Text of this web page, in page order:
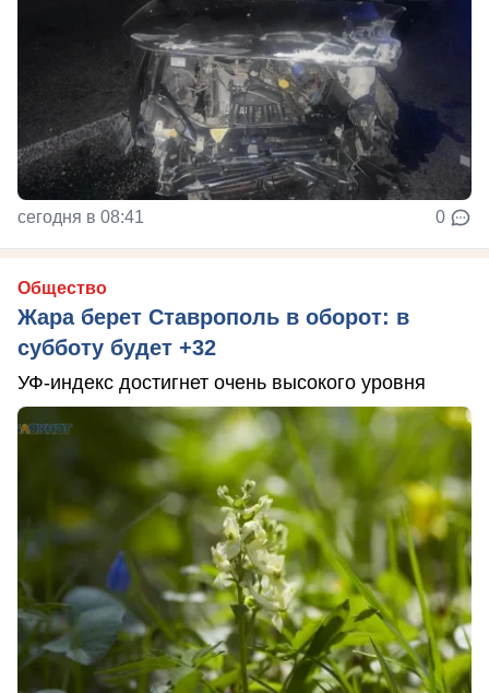
сегодня в 08:41 0
Общество
Жара берет Ставрополь в оборот: в
субботу будет +32
УФ-индекс достигнет очень высокого уровня